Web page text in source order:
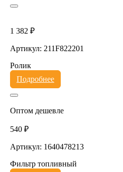
1 382 ₽
Артикул: 211F822201
Ролик
Подробнее
Оптом дешевле
540 ₽
Артикул: 1640478213
Фильтр топливный